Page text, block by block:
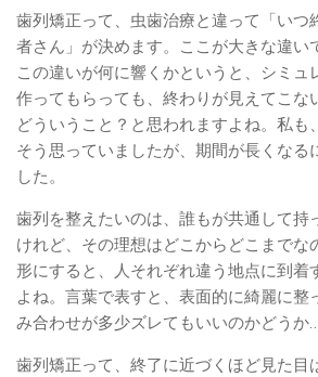
歯列矯正って、虫歯治療と違って「いつ
者さん」が決めます。ここが大きな違い
この違いが何に響くかというと、シミュ
作ってもらっても、終わりが見えてこな
どういうこと？と思われますよね。私も
そう思っていましたが、期間が長くなる
した。
歯列を整えたいのは、誰もが共通して持
けれど、その理想はどこからどこまでな
形にすると、人それぞれ違う地点に到着
よね。言葉で表すと、表面的に綺麗に整
み合わせが多少ズレてもいいのかどうか
歯列矯正って、終了に近づくほど見た目